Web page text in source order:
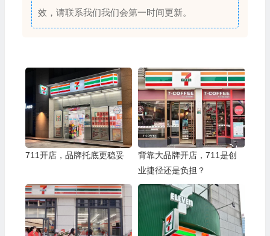
效，请联系我们我们会第一时间更新。
711开店，品牌托底更稳妥
背靠大品牌开店，711是创
业捷径还是负担？